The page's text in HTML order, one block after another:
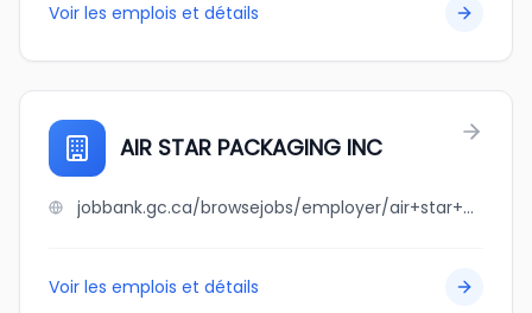
Voir les emplois et détails
AIR STAR PACKAGING INC
jobbank.gc.ca/browsejobs/employer/air+star+packaging+inc/ca
Voir les emplois et détails